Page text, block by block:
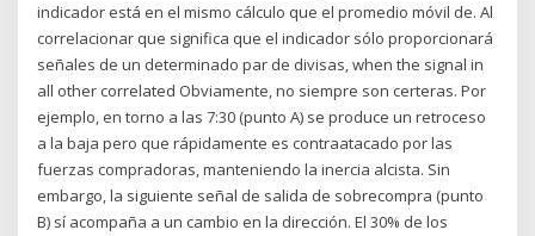
indicador está en el mismo cálculo que el promedio móvil de. Al
correlacionar que significa que el indicador sólo proporcionará
señales de un determinado par de divisas, when the signal in
all other correlated Obviamente, no siempre son certeras. Por
ejemplo, en torno a las 7:30 (punto A) se produce un retroceso
a la baja pero que rápidamente es contraatacado por las
fuerzas compradoras, manteniendo la inercia alcista. Sin
embargo, la siguiente señal de salida de sobrecompra (punto
B) sí acompaña a un cambio en la dirección. El 30% de los